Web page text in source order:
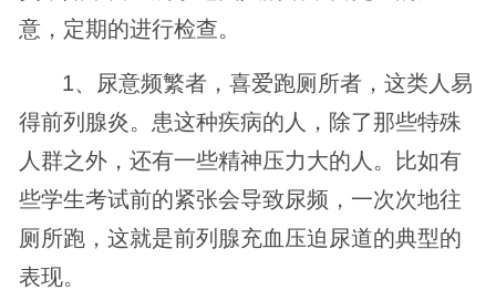
意，定期的进行检查。
1、尿意频繁者，喜爱跑厕所者，这类人易
得前列腺炎。患这种疾病的人，除了那些特殊
人群之外，还有一些精神压力大的人。比如有
些学生考试前的紧张会导致尿频，一次次地往
厕所跑，这就是前列腺充血压迫尿道的典型的
表现。